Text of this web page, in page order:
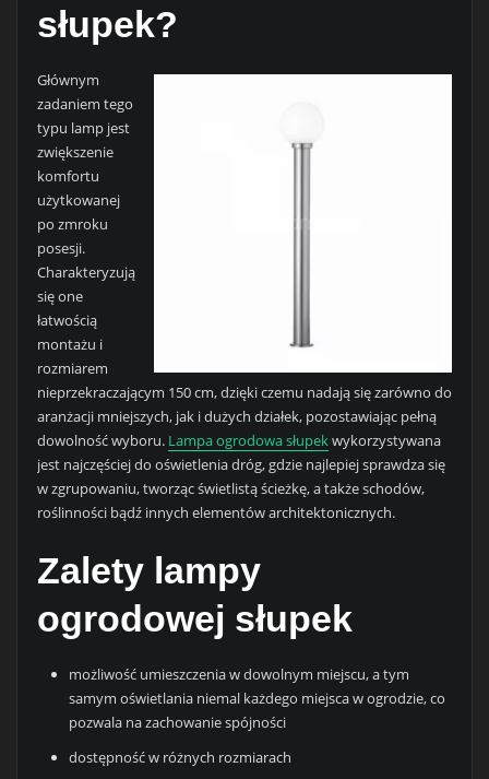
słupek?
Głównym
zadaniem tego
typu lamp jest
zwiększenie
komfortu
użytkowanej
po zmroku
posesji.
Charakteryzują
się one
łatwością
montażu i
rozmiarem
nieprzekraczającym 150 cm, dzięki czemu nadają się zarówno do
aranżacji mniejszych, jak i dużych działek, pozostawiając pełną
dowolność wyboru. Lampa ogrodowa słupekwykorzystywana
jest najczęściej do oświetlenia dróg, gdzie najlepiej sprawdza się
w zgrupowaniu, tworząc świetlistą ścieżkę, a także schodów,
roślinności bądź innych elementów architektonicznych.
Zalety lampy
ogrodowej słupek
możliwość umieszczenia w dowolnym miejscu, a tym
samym oświetlania niemal każdego miejsca w ogrodzie, co
pozwala na zachowanie spójności
dostępność w różnych rozmiarach